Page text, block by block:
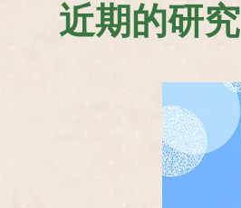
近期的研究